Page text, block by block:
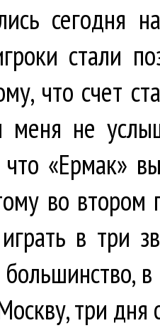
сегодня
стали
что счет
меня не
что «Ермак»
во втором
в три
три дня